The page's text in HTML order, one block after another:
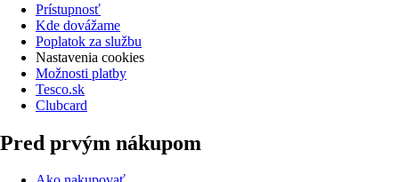
Prístupnosť
Kde dovážame
Poplatok za službu
Nastavenia cookies
Možnosti platby
Tesco.sk
Clubcard
Pred prvým nákupom